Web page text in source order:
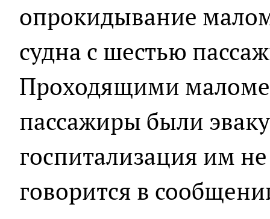
опрокидывание
судна с шестью
Проходящими
пассажиры были
госпитализация им
говорится в